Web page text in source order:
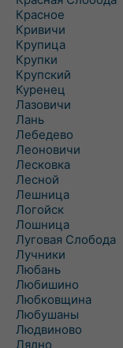
Красное
Кривичи
Крупица
Крупки
Крупский
Куренец
Лазовичи
Лань
Лебедево
Леоновичи
Лесковка
Лесной
Лешница
Логойск
Лошница
Луговая Слобода
Лучники
Любань
Любишино
Любковщина
Любушаны
Людвиново
Лядно